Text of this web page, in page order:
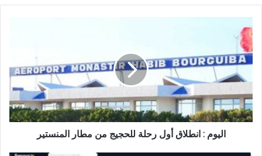
اليوم : انطلاق أول رحلة للحجيج من مطار المنستير